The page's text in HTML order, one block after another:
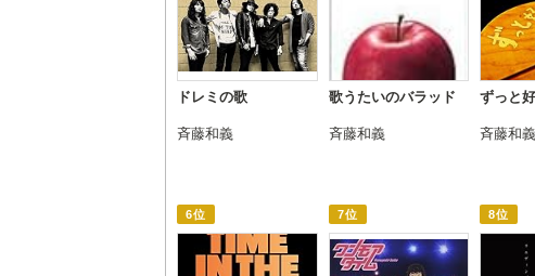
ドレミの歌
斉藤和義
歌うたいのバラッド
斉藤和義
ずっと
斉藤和義
6位 7位 8位